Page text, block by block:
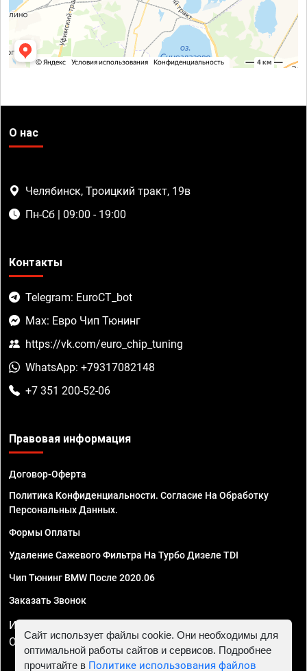
О нас
Челябинск, Троицкий тракт, 19в
Пн-Сб | 09:00 - 19:00
Контакты
Telegram: EuroCT_bot
Max: Евро Чип Тюнинг
https://vk.com/euro_chip_tuning
WhatsApp: +79317082148
+7 351 200-52-06
Правовая информация
Договор-Оферта
Политика Конфиденциальности. Согласие На Обработку
Персональных Данных.
Формы Оплаты
Удаление Сажевого Фильтра На Турбо Дизеле TDI
Чип Тюнинг BMW После 2020.06
Заказать Звонок
ИП Смирнов Георгий Павлович. ИНН 781302555843,
ОГРНИП 324470400032610
Сайт использует файлы cookie. Они необходимы для
оптимальной работы сайтов и сервисов. Подробнее
прочитайте в Политике использования файлов